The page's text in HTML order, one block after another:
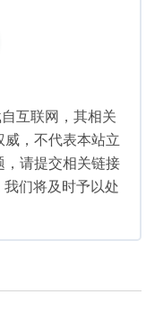
互联网，其相关
，不代表本站立
请提交相关链接
们将及时予以处